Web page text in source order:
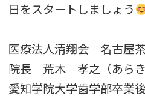
日をスタートしましょう
医療法人清翔会 名古屋
院長 荒木 孝之（あら
愛知学院大学歯学部卒業